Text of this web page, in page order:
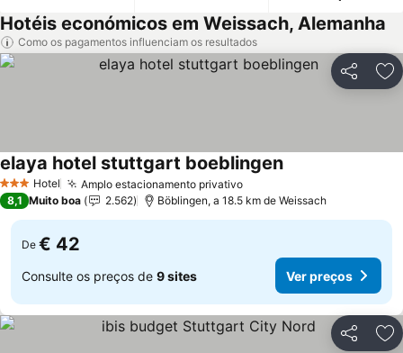
Hotéis económicos em Weissach, Alemanha
Como os pagamentos influenciam os resultados
Partilhar
3 EstrelasHotel Amplo estacionamento privativo
elaya hotel stuttgart boeblingen
8,1 Muito boa 2.562 Böblingen, a 18.5 km de Weissach
De € 42
Consulte os preços de 9 sites Ver preços
Partilhar